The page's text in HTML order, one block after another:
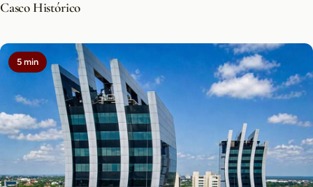
Casco Histórico
5 min